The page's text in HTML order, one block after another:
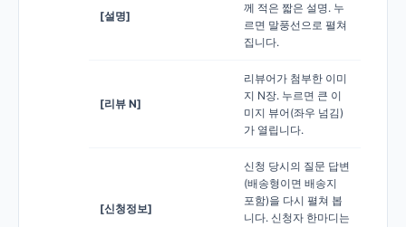
[설명]
께 적은 짧은 설명. 누
르면 말풍선으로 펼쳐
집니다.
[리뷰 N]
리뷰어가 첨부한 이미
지 N장. 누르면 큰 이
미지 뷰어(좌우 넘김)
가 열립니다.
[신청정보]
신청 당시의 질문 답변
(배송형이면 배송지
포함)을 다시 펼쳐 봅
니다. 신청자 한마디는